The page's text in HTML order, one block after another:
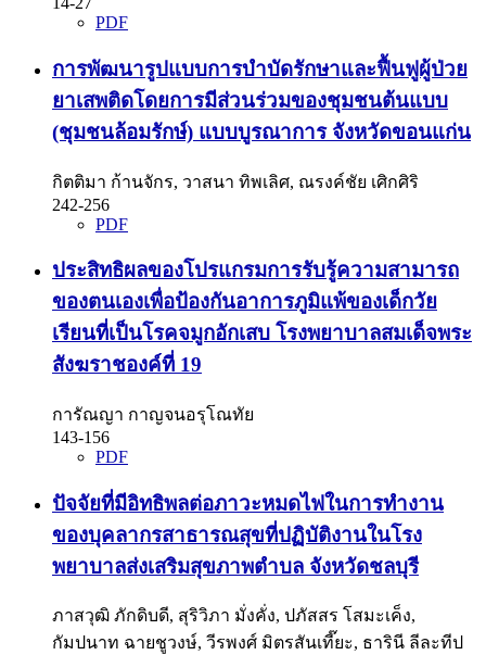
PDF
การพัฒนารูปแบบการบำบัดรักษาและฟื้นฟูผู้ป่วย
ยาเสพติดโดยการมีส่วนร่วมของชุมชนต้นแบบ
(ชุมชนล้อมรักษ์) แบบบูรณาการ จังหวัดขอนแก่น
กิตติมา ก้านจักร, วาสนา ทิพเลิศ, ณรงค์ชัย เศิกศิริ
242-256
PDF
ประสิทธิผลของโปรแกรมการรับรู้ความสามารถ
ของตนเองเพื่อป้องกันอาการภูมิแพ้ของเด็กวัย
เรียนที่เป็นโรคจมูกอักเสบ โรงพยาบาลสมเด็จพระ
สังฆราชองค์ที่ 19
การัณญา กาญจนอรุโณทัย
143-156
PDF
ปัจจัยที่มีอิทธิพลต่อภาวะหมดไฟในการทำงาน
ของบุคลากรสาธารณสุขที่ปฏิบัติงานในโรง
พยาบาลส่งเสริมสุขภาพตำบล จังหวัดชลบุรี
ภาสวุฒิ ภักดิบดี, สุริวิภา มั่งคั่ง, ปภัสสร โสมะเค็ง,
กัมปนาท ฉายชูวงษ์, วีรพงศ์ มิตรสันเที๊ยะ, ธารินี ลีละทีป